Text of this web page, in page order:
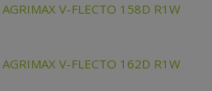
V-FLECTO 158D R1W
V-FLECTO 162D R1W